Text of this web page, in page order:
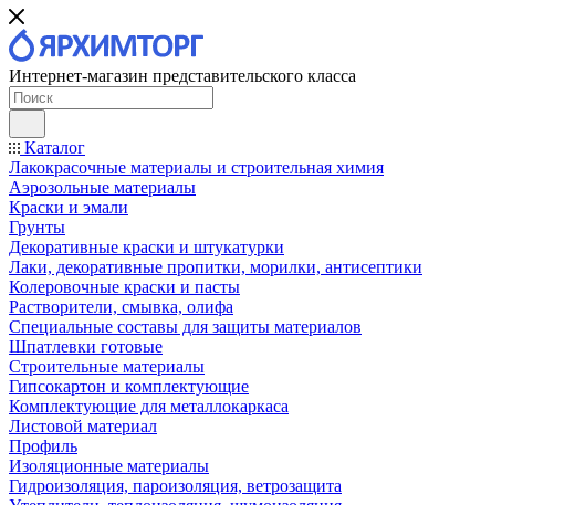
Интернет-магазин представительского класса
Каталог
Лакокрасочные материалы и строительная химия
Аэрозольные материалы
Краски и эмали
Грунты
Декоративные краски и штукатурки
Лаки, декоративные пропитки, морилки, антисептики
Колеровочные краски и пасты
Растворители, смывка, олифа
Специальные составы для защиты материалов
Шпатлевки готовые
Строительные материалы
Гипсокартон и комплектующие
Комплектующие для металлокаркаса
Листовой материал
Профиль
Изоляционные материалы
Гидроизоляция, пароизоляция, ветрозащита